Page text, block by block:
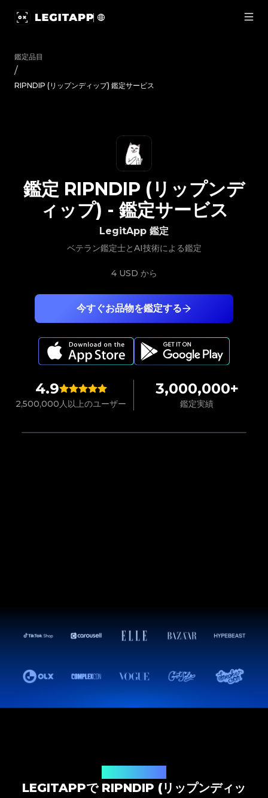
鑑定品目
/
RIPNDIP (リップンディップ) 鑑定サービス
4.9
2,500,000人以上のユーザー
3,000,000+
鑑定実績
今すぐお品物を鑑定する
LegitApp 鑑定
ベテラン鑑定士とAI技術による鑑定
4 USD から
鑑定 RIPNDIP (リップンデ
ィップ) - 鑑定サービス
LEGITAPPで RIPNDIP (リップンディッ